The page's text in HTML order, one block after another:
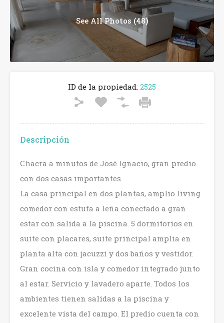
See All Photos (48)
ID de la propiedad: 2525
Descripción
Chacra a minutos de José Ignacio, gran predio
con dos casas importantes.
La casa principal en dos plantas, amplio living
comedor con estufa a leña conectado a gran
estar con salida a la piscina. 5 dormitorios en
suite con placares, suite principal amplia en
planta alta con jacuzzi y dos baños y vestidor.
Gran cocina con isla y comedor integrado junto
al estar. Servicio y lavadero aparte. Todos los
ambientes tienen salidas a la piscina y
excelente vista del campo. El predio cuenta con